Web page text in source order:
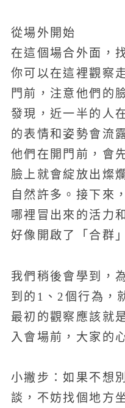
從場外開始
在這個場合外面，
你可以在這裡觀察
門前，注意他們的
發現，近一半的人
的表情和姿勢會流
他們在開門前，會
臉上就會綻放出燦
自然許多。接下來
哪裡冒出來的活力
好像開啟了「合群
我們稍後會學到，
到的1、2個行為，
最初的觀察應該就
入會場前，大家的
小撇步：如果不想
談，不妨找個地方